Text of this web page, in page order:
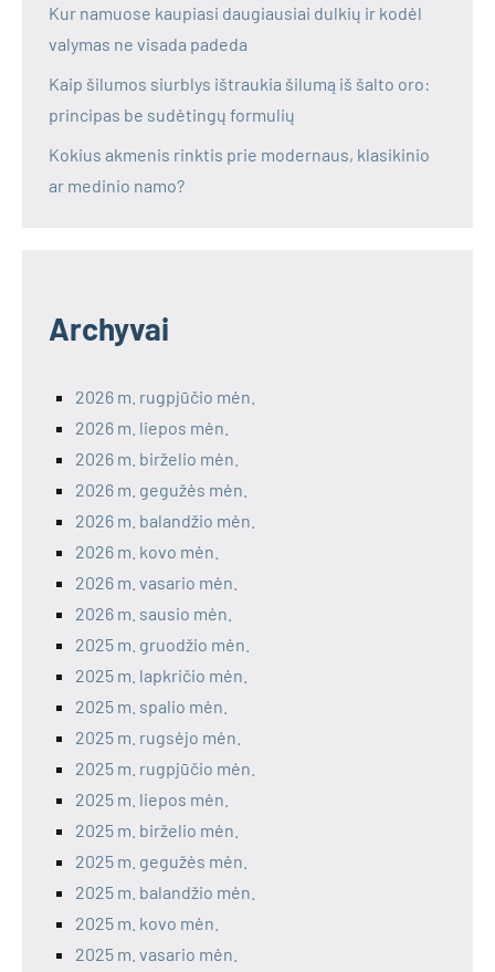
Kur namuose kaupiasi daugiausiai dulkių ir kodėl
valymas ne visada padeda
Kaip šilumos siurblys ištraukia šilumą iš šalto oro:
principas be sudėtingų formulių
Kokius akmenis rinktis prie modernaus, klasikinio
ar medinio namo?
Archyvai
2026 m. rugpjūčio mėn.
2026 m. liepos mėn.
2026 m. birželio mėn.
2026 m. gegužės mėn.
2026 m. balandžio mėn.
2026 m. kovo mėn.
2026 m. vasario mėn.
2026 m. sausio mėn.
2025 m. gruodžio mėn.
2025 m. lapkričio mėn.
2025 m. spalio mėn.
2025 m. rugsėjo mėn.
2025 m. rugpjūčio mėn.
2025 m. liepos mėn.
2025 m. birželio mėn.
2025 m. gegužės mėn.
2025 m. balandžio mėn.
2025 m. kovo mėn.
2025 m. vasario mėn.